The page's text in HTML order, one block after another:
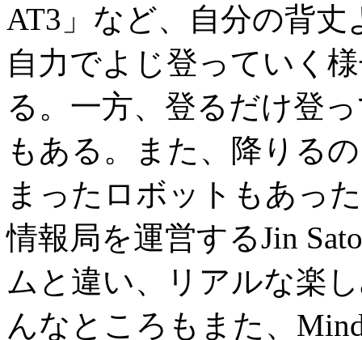
AT3」など、自分の背
自力でよじ登っていく
る。一方、登るだけ登
もある。また、降りる
まったロボットもあっ
情報局を運営するJin
ムと違い、リアルな楽
んなところもまた、